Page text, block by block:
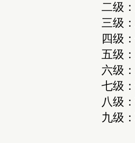
二级‌
三级‌
四级‌
五级‌
六级‌
七级‌
八级‌
九级‌